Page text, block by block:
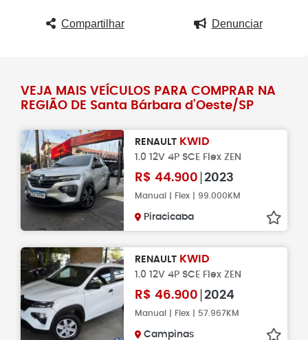
Compartilhar Denunciar
VEJA MAIS VEÍCULOS PARA COMPRAR NA
REGIÃO DE Santa Bárbara d'Oeste/SP
RENAULT KWID
1.0 12V 4P SCE Flex ZEN
R$ 44.900 2023
Manual | Flex | 99.000KM
Piracicaba
RENAULT KWID
1.0 12V 4P SCE Flex ZEN
R$ 46.900 2024
Manual | Flex | 57.967KM
Campinas